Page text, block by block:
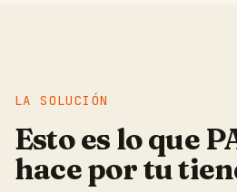
LA SOLUCIÓN
Esto es lo que
hace por tu